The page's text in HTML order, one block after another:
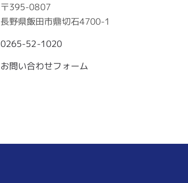
〒395-0807
長野県飯田市鼎切石4700-1
0265-52-1020
お問い合わせフォーム